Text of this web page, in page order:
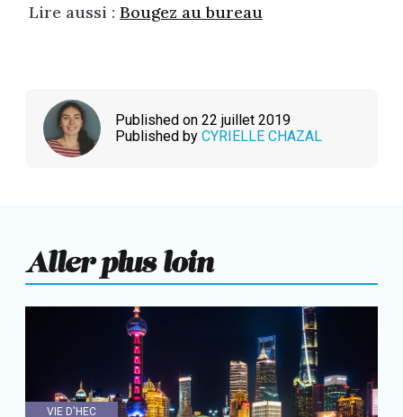
Lire aussi : Bougez au bureau
Published on 22 juillet 2019
Published by CYRIELLE CHAZAL
Aller plus loin
VIE D'HEC